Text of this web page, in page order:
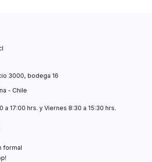
3000, bodega 16
- Chile
a 17:00 hrs. y Viernes 8:30 a 15:30 hrs.
formal